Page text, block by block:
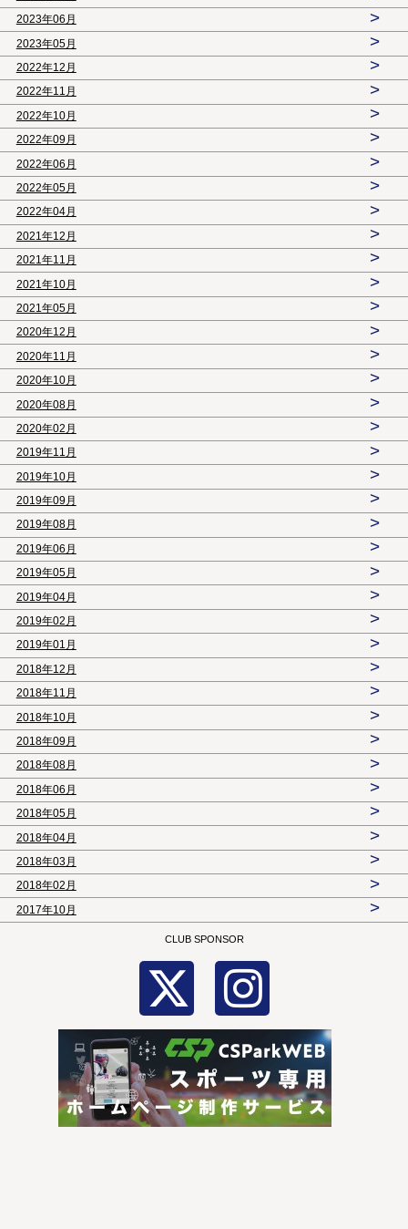
2023年06月 >
2023年05月 >
2022年12月 >
2022年11月 >
2022年10月 >
2022年09月 >
2022年06月 >
2022年05月 >
2022年04月 >
2021年12月 >
2021年11月 >
2021年10月 >
2021年05月 >
2020年12月 >
2020年11月 >
2020年10月 >
2020年08月 >
2020年02月 >
2019年11月 >
2019年10月 >
2019年09月 >
2019年08月 >
2019年06月 >
2019年05月 >
2019年04月 >
2019年02月 >
2019年01月 >
2018年12月 >
2018年11月 >
2018年10月 >
2018年09月 >
2018年08月 >
2018年06月 >
2018年05月 >
2018年04月 >
2018年03月 >
2018年02月 >
2017年10月 >
CLUB SPONSOR